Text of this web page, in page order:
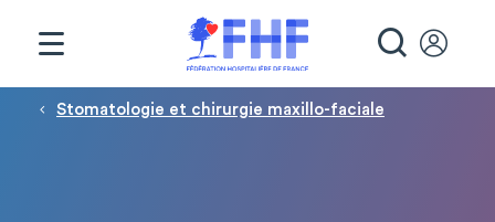
Fil d'Ariane
Stomatologie et chirurgie maxillo-faciale
Panneau de gestion des cookies